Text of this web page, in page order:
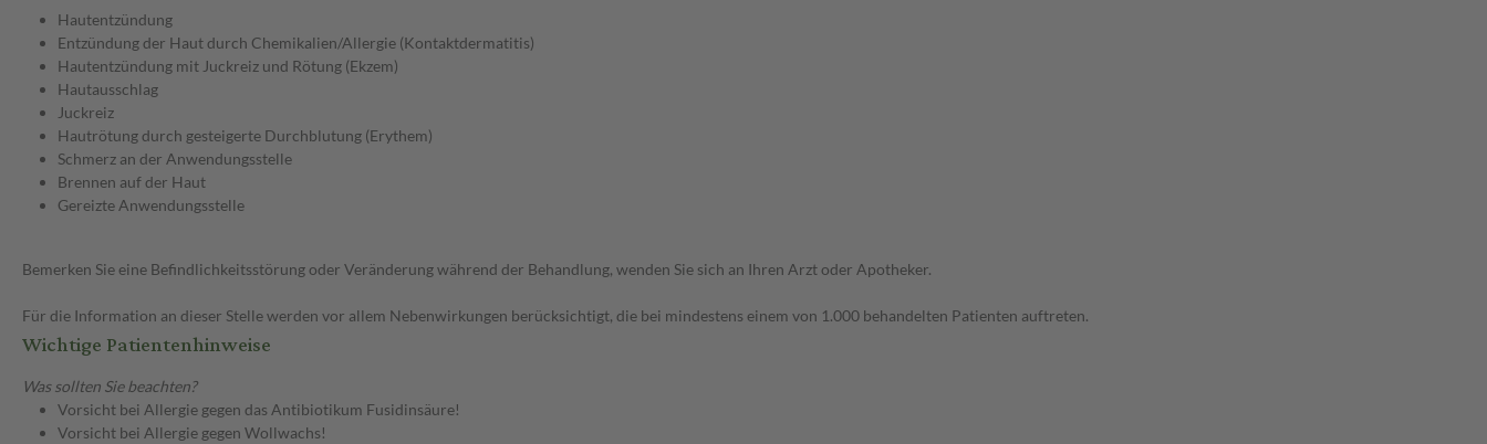
Hautentzündung
Entzündung der Haut durch Chemikalien/Allergie (Kontaktdermatitis)
Hautentzündung mit Juckreiz und Rötung (Ekzem)
Hautausschlag
Juckreiz
Hautrötung durch gesteigerte Durchblutung (Erythem)
Schmerz an der Anwendungsstelle
Brennen auf der Haut
Gereizte Anwendungsstelle
Bemerken Sie eine Befindlichkeitsstörung oder Veränderung während der Behandlung, wenden Sie sich an Ihren Arzt oder Apotheker.
Für die Information an dieser Stelle werden vor allem Nebenwirkungen berücksichtigt, die bei mindestens einem von 1.000 behandelten Patienten auftreten.
Wichtige Patientenhinweise
Was sollten Sie beachten?
Vorsicht bei Allergie gegen das Antibiotikum Fusidinsäure!
Vorsicht bei Allergie gegen Wollwachs!